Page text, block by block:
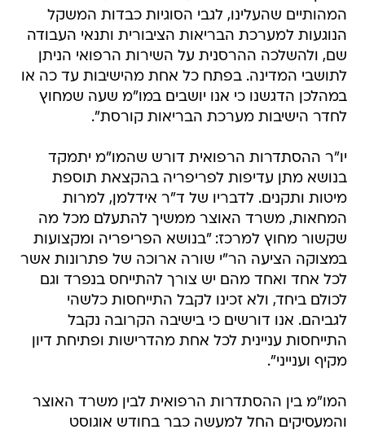
המהותיים שהעלינו, לגבי הסוגיות כבדות המשקל
הנוגעות למערכת הבריאות הציבורית ותנאי העבודה
שם, ולהשלכה ההרסנית על השירות הרפואי הניתן
לתושבי המדינה. בפתח כל אחת מהישיבות עד כה או
במהלכן הדגשנו כי אנו יושבים במו"מ שעה שמחוץ
לחדר הישיבות מערכת הבריאות קורסת".
יו"ר ההסתדרות הרפואית דורש שהמו"מ יתמקד
בנושא מתן עדיפות לפריפריה בהקצאת תוספת
מיטות ותקנים. לדבריו של ד"ר אידלמן, למרות
המחאות, משרד האוצר ממשיך להתעלם מכל מה
שקשור מחוץ למרכז: "בנושא הפריפריה ומקצועות
במצוקה הציעה הר"י שורה ארוכה של פתרונות אשר
לכל אחד ואחד מהם יש צורך להתייחס בנפרד וגם
לכולם ביחד, ולא זכינו לקבל התייחסות כלשהי
לגביהם. אנו דורשים כי בישיבה הקרובה נקבל
התייחסות עניינית לכל אחת מהדרישות ופתיחת דיון
מקיף וענייני".
המו"מ בין ההסתדרות הרפואית לבין משרד האוצר
והמעסיקים החל למעשה כבר בחודש אוגוסט